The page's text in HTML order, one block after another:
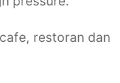
restoran dan